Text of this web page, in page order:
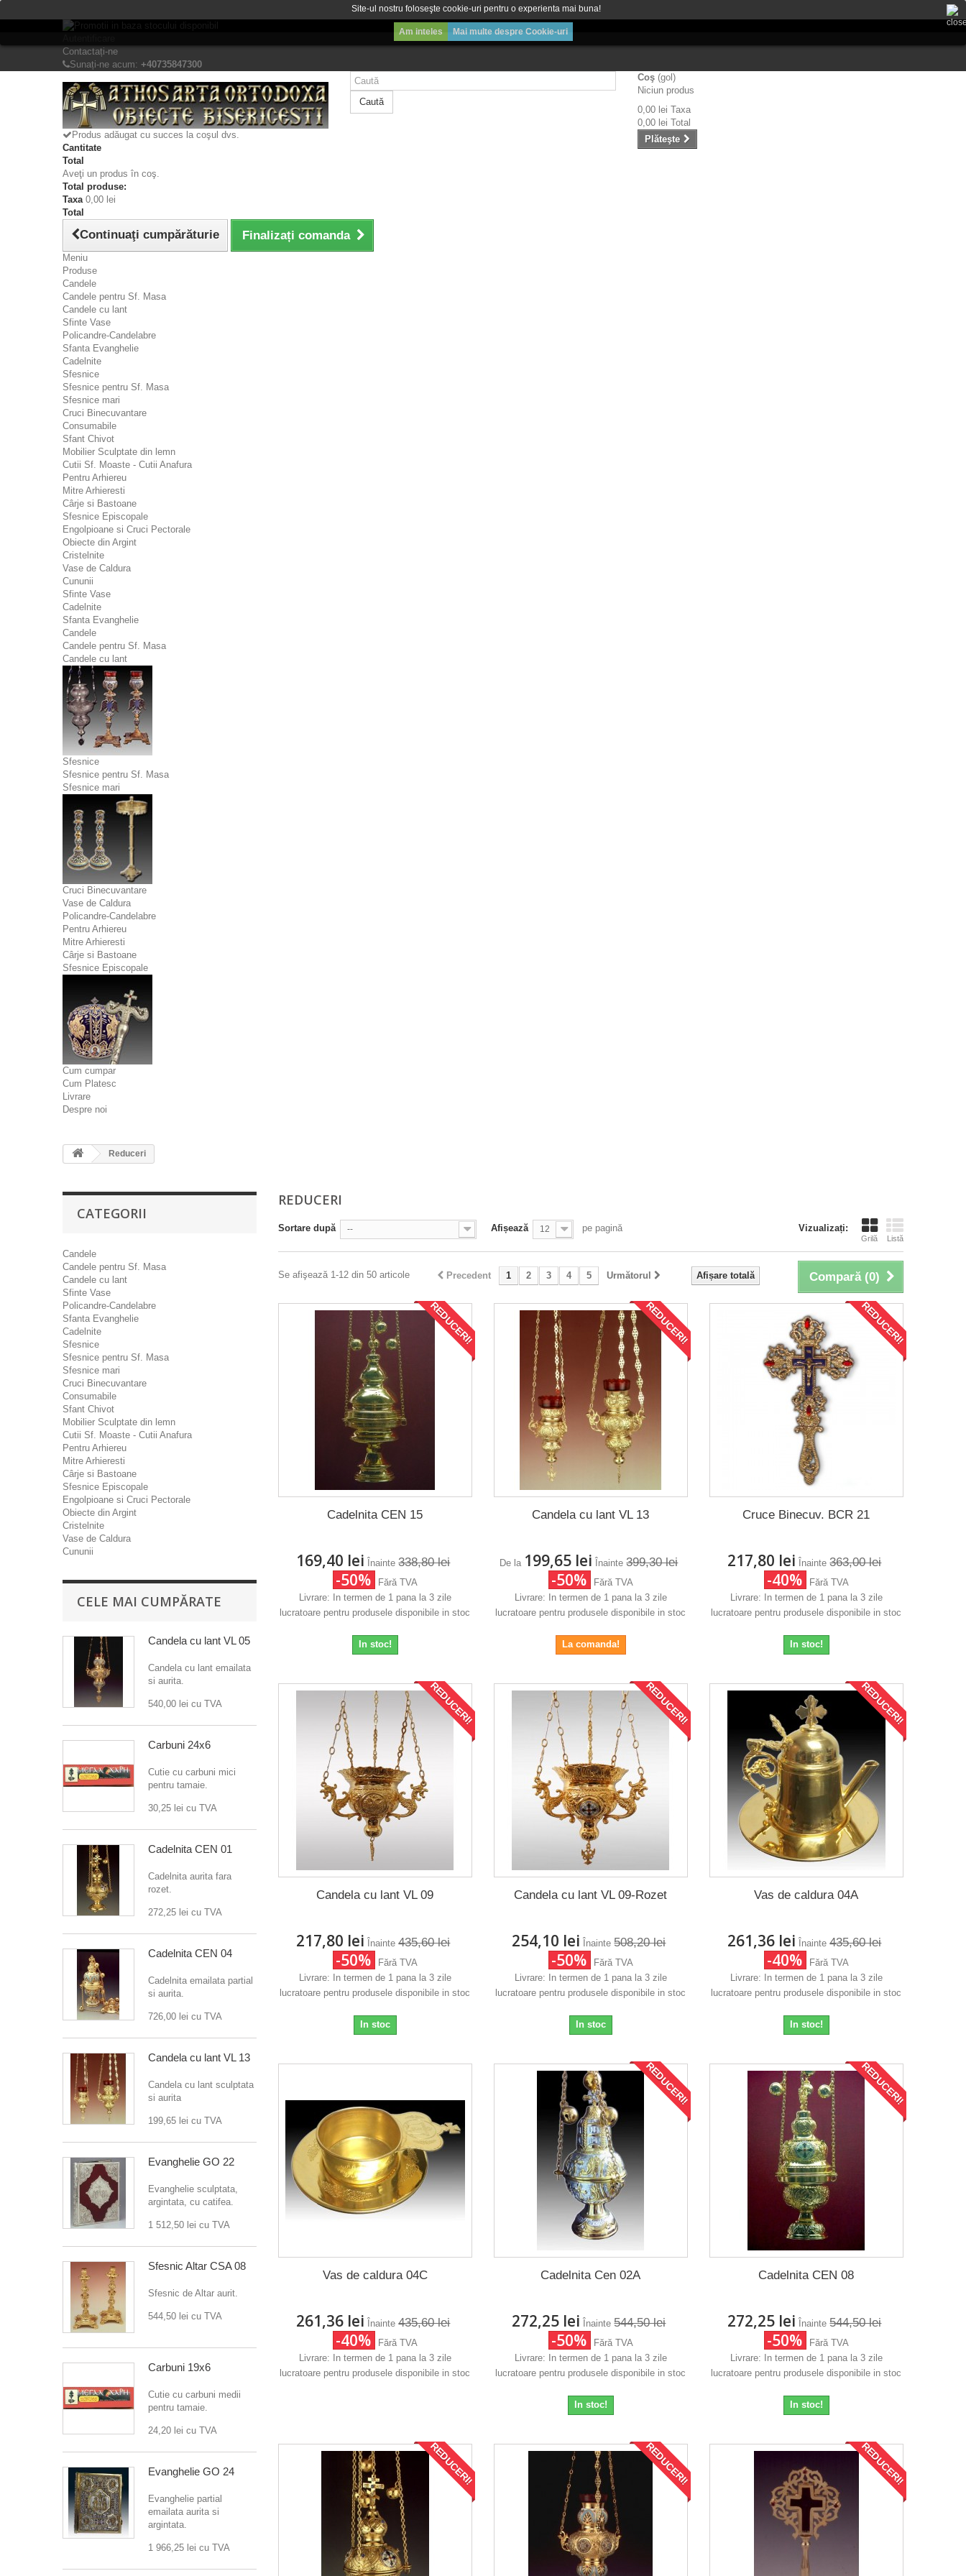
Contactați-ne
Sunați-ne acum: +40735847300
Caută
Coş (gol)
Niciun produs
0,00 lei Taxa
0,00 lei Total
Plăteşte
Produs adăugat cu succes la coşul dvs.
Cantitate
Total
Aveţi un produs în coş.
Total produse:
Taxa 0,00 lei
Total
Continuaţi cumpărăturie Finalizați comanda
Meniu
Produse
Candele
Candele pentru Sf. Masa
Candele cu lant
Sfinte Vase
Policandre-Candelabre
Sfanta Evanghelie
Cadelnite
Sfesnice
Sfesnice pentru Sf. Masa
Sfesnice mari
Cruci Binecuvantare
Consumabile
Sfant Chivot
Mobilier Sculptate din lemn
Cutii Sf. Moaste - Cutii Anafura
Pentru Arhiereu
Mitre Arhieresti
Cârje si Bastoane
Sfesnice Episcopale
Engolpioane si Cruci Pectorale
Obiecte din Argint
Cristelnite
Vase de Caldura
Cununii
Sfinte Vase
Cadelnite
Sfanta Evanghelie
Candele
Candele pentru Sf. Masa
Candele cu lant
Sfesnice
Sfesnice pentru Sf. Masa
Sfesnice mari
Cruci Binecuvantare
Vase de Caldura
Policandre-Candelabre
Pentru Arhiereu
Mitre Arhieresti
Cârje si Bastoane
Sfesnice Episcopale
Cum cumpar
Cum Platesc
Livrare
Despre noi
Site-ul nostru foloseşte cookie-uri pentru o experienta mai buna!
Am inteles Mai multe despre Cookie-uri
Reduceri
CATEGORII
Candele
Candele pentru Sf. Masa
Candele cu lant
Sfinte Vase
Policandre-Candelabre
Sfanta Evanghelie
Cadelnite
Sfesnice
Sfesnice pentru Sf. Masa
Sfesnice mari
Cruci Binecuvantare
Consumabile
Sfant Chivot
Mobilier Sculptate din lemn
Cutii Sf. Moaste - Cutii Anafura
Pentru Arhiereu
Mitre Arhieresti
Cârje si Bastoane
Sfesnice Episcopale
Engolpioane si Cruci Pectorale
Obiecte din Argint
Cristelnite
Vase de Caldura
Cununii
CELE MAI CUMPĂRATE
Candela cu lant VL 05
Candela cu lant emailata
si aurita.
540,00 lei cu TVA
Carbuni 24x6
Cutie cu carbuni mici
pentru tamaie.
30,25 lei cu TVA
Cadelnita CEN 01
Cadelnita aurita fara
rozet.
272,25 lei cu TVA
Cadelnita CEN 04
Cadelnita emailata partial
si aurita.
726,00 lei cu TVA
Candela cu lant VL 13
Candela cu lant sculptata
si aurita
199,65 lei cu TVA
Evanghelie GO 22
Evanghelie sculptata,
argintata, cu catifea.
1 512,50 lei cu TVA
Sfesnic Altar CSA 08
Sfesnic de Altar aurit.
544,50 lei cu TVA
Carbuni 19x6
Cutie cu carbuni medii
pentru tamaie.
24,20 lei cu TVA
Evanghelie GO 24
Evanghelie partial
emailata aurita si
argintata.
1 966,25 lei cu TVA
REDUCERI
Vizualizați:
Grilă Listă
Sortare după -- Afișează 12 pe pagină
Compară (0)
Afișare totală
Precedent 1 2 3 4 5 Următorul
Se afişează 1-12 din 50 articole
REDUCERI!
Cadelnita CEN 15
169,40 lei Înainte338,80 lei
-50%
Fără TVA
Livrare: In termen de 1 pana la 3 zile
lucratoare pentru produsele disponibile in stoc
In stoc!
REDUCERI!
Candela cu lant VL 13
De la 199,65 lei Înainte399,30 lei
-50%
Fără TVA
Livrare: In termen de 1 pana la 3 zile
lucratoare pentru produsele disponibile in stoc
La comanda!
REDUCERI!
Cruce Binecuv. BCR 21
217,80 lei Înainte363,00 lei
-40%
Fără TVA
Livrare: In termen de 1 pana la 3 zile
lucratoare pentru produsele disponibile in stoc
In stoc!
REDUCERI!
Candela cu lant VL 09
217,80 lei Înainte435,60 lei
-50%
Fără TVA
Livrare: In termen de 1 pana la 3 zile
lucratoare pentru produsele disponibile in stoc
In stoc
REDUCERI!
Candela cu lant VL 09-Rozet
254,10 lei Înainte508,20 lei
-50%
Fără TVA
Livrare: In termen de 1 pana la 3 zile
lucratoare pentru produsele disponibile in stoc
In stoc
REDUCERI!
Vas de caldura 04A
261,36 lei Înainte435,60 lei
-40%
Fără TVA
Livrare: In termen de 1 pana la 3 zile
lucratoare pentru produsele disponibile in stoc
In stoc!
Vas de caldura 04C
261,36 lei Înainte435,60 lei
-40%
Fără TVA
Livrare: In termen de 1 pana la 3 zile
lucratoare pentru produsele disponibile in stoc
REDUCERI!
Cadelnita Cen 02A
272,25 lei Înainte544,50 lei
-50%
Fără TVA
Livrare: In termen de 1 pana la 3 zile
lucratoare pentru produsele disponibile in stoc
In stoc!
REDUCERI!
Cadelnita CEN 08
272,25 lei Înainte544,50 lei
-50%
Fără TVA
Livrare: In termen de 1 pana la 3 zile
lucratoare pentru produsele disponibile in stoc
In stoc!
REDUCERI! REDUCERI! REDUCERI!